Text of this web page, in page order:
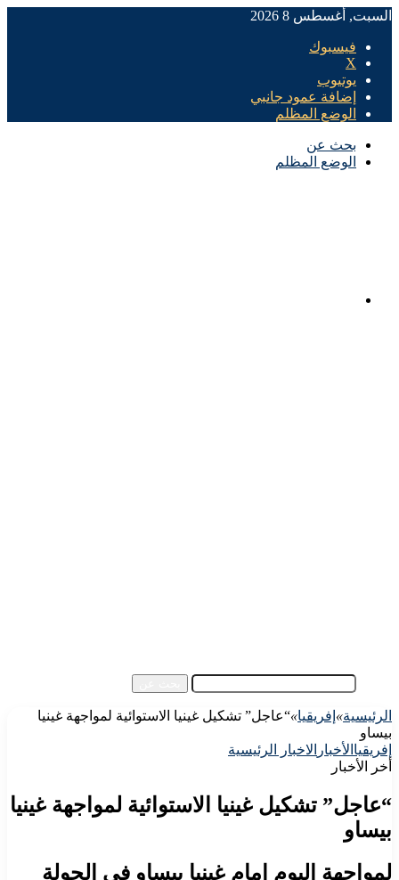
السبت, أغسطس 8 2026
فيسبوك
X
يوتيوب
إضافة عمود جانبي
الوضع المظلم
بحث عن
الوضع المظلم
الرئيسية» إفريقيا»“عاجل” تشكيل غينيا الاستوائية لمواجهة غينيا
بيساو
إفريقيا الأخبار الاخبار الرئيسية
أخر الأخبار
“عاجل” تشكيل غينيا الاستوائية لمواجهة غينيا
بيساو
لمواجهة اليوم امام غينيا بيساو في الجولة